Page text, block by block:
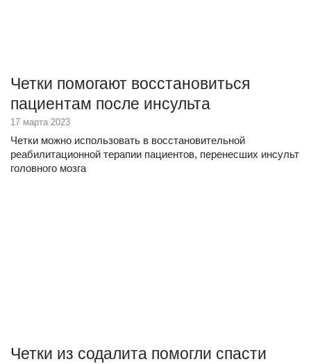
Четки помогают восстановиться
пациентам после инсульта
17 марта 2023
Четки можно использовать в восстановительной
реабилитационной терапии пациентов, перенесших инсульт
головного мозга
Четки из содалита помогли спасти